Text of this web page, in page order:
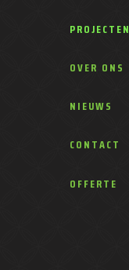
PROJECTEN
OVER ONS
NIEUWS
CONTACT
OFFERTE